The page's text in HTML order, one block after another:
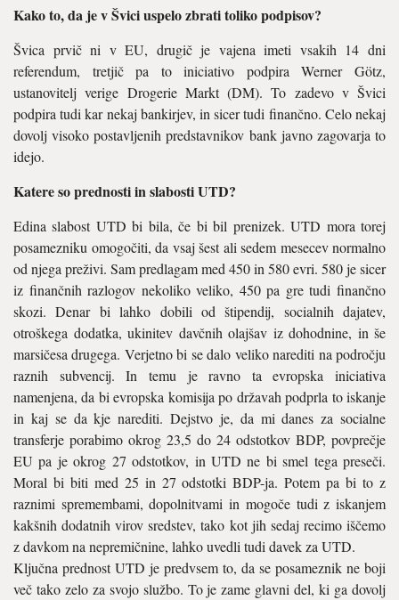
Kako to, da je v Švici uspelo zbrati toliko podpisov?
Švica prvič ni v EU, drugič je vajena imeti vsakih 14 dni
referendum, tretjič pa to iniciativo podpira Werner Götz,
ustanovitelj verige Drogerie Markt (DM). To zadevo v Švici
podpira tudi kar nekaj bankirjev, in sicer tudi finančno. Celo nekaj
dovolj visoko postavljenih predstavnikov bank javno zagovarja to
idejo.
Katere so prednosti in slabosti UTD?
Edina slabost UTD bi bila, če bi bil prenizek. UTD mora torej
posamezniku omogočiti, da vsaj šest ali sedem mesecev normalno
od njega preživi. Sam predlagam med 450 in 580 evri. 580 je sicer
iz finančnih razlogov nekoliko veliko, 450 pa gre tudi finančno
skozi. Denar bi lahko dobili od štipendij, socialnih dajatev,
otroškega dodatka, ukinitev davčnih olajšav iz dohodnine, in še
marsičesa drugega. Verjetno bi se dalo veliko narediti na področju
raznih subvencij. In temu je ravno ta evropska iniciativa
namenjena, da bi evropska komisija po državah podprla to iskanje
in kaj se da kje narediti. Dejstvo je, da mi danes za socialne
transferje porabimo okrog 23,5 do 24 odstotkov BDP, povprečje
EU pa je okrog 27 odstotkov, in UTD ne bi smel tega preseči.
Moral bi biti med 25 in 27 odstotki BDP-ja. Potem pa bi to z
raznimi spremembami, dopolnitvami in mogoče tudi z iskanjem
kakšnih dodatnih virov sredstev, tako kot jih sedaj recimo iščemo
z davkom na nepremičnine, lahko uvedli tudi davek za UTD.
Ključna prednost UTD je predvsem to, da se posameznik ne boji
več tako zelo za svojo službo. To je zame glavni del, ki ga dovolj